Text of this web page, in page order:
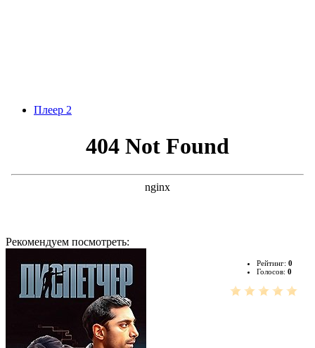
Плеер 2
Рекомендуем посмотреть:
Рейтинг: 0
Голосов: 0